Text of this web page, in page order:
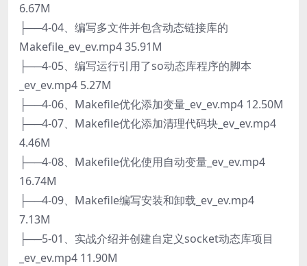
6.67M
├──4-04、编写多文件并包含动态链接库的
Makefile_ev_ev.mp4 35.91M
├──4-05、编写运行引用了so动态库程序的脚本
_ev_ev.mp4 5.27M
├──4-06、Makefile优化添加变量_ev_ev.mp4 12.50M
├──4-07、Makefile优化添加清理代码块_ev_ev.mp4
4.46M
├──4-08、Makefile优化使用自动变量_ev_ev.mp4
16.74M
├──4-09、Makefile编写安装和卸载_ev_ev.mp4
7.13M
├──5-01、实战介绍并创建自定义socket动态库项目
_ev_ev.mp4 11.90M